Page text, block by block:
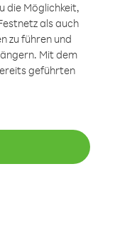
die Möglichkeit,
als auch
zu führen und
Mit dem
geführten